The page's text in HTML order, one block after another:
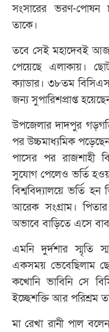
সংসারের ভরণ-পোষন
তাকে।
তবে সেই মহাদেবই আজ
পেয়েছে এলাকায়।
ক্যাডার। ৩৮তম বিসিএস
জন্য সুপারিশপ্রাপ্ত
উপজেলার দাদপুর
পর উচ্চমাধ্যমিক
পাসের পর রাজশাহী
সুযোগ পেলেও ভর্তি
বিশ্ববিদ্যালয়ে ভর্তি
আরেক সংগ্রাম।
অভাবে বাড়িতে এসে
এমনি দুর্দশার স্মৃতি
একসময় ভেবেছিলাম
কখোনি ভাবিনি সে
ইচ্ছেশক্তি আর পরিশ্রম
মা রেখা রানী পাল